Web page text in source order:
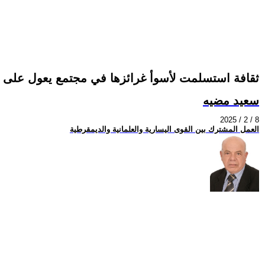
ثقافة استسلمت لأسوأ غرائزها في مجتمع يعول على
سعيد مضيه
2025 / 2 / 8
العمل المشترك بين القوى اليسارية والعلمانية والديمقرطية